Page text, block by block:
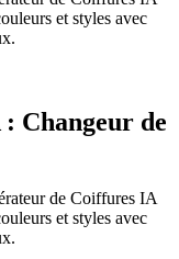
et styles avec
Changeur de
de Coiffures IA
et styles avec